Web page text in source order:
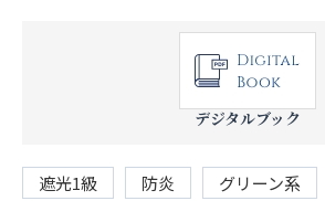
デジタルブック
遮光1級 防炎 グリーン系